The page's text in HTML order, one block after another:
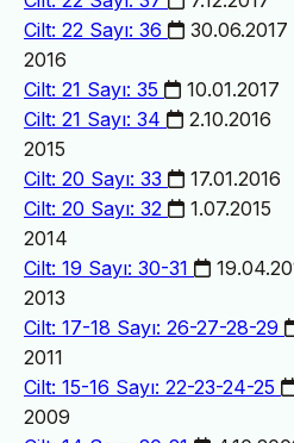
Cilt: 22 Sayı: 36
30.06.2017
2016
Cilt: 21 Sayı: 35
10.01.2017
Cilt: 21 Sayı: 34
2.10.2016
2015
Cilt: 20 Sayı: 33
17.01.2016
Cilt: 20 Sayı: 32
1.07.2015
2014
Cilt: 19 Sayı: 30-31
2013
Cilt: 17-18 Sayı: 26-27-28-29
2011
Cilt: 15-16 Sayı: 22-23-24-25
2009